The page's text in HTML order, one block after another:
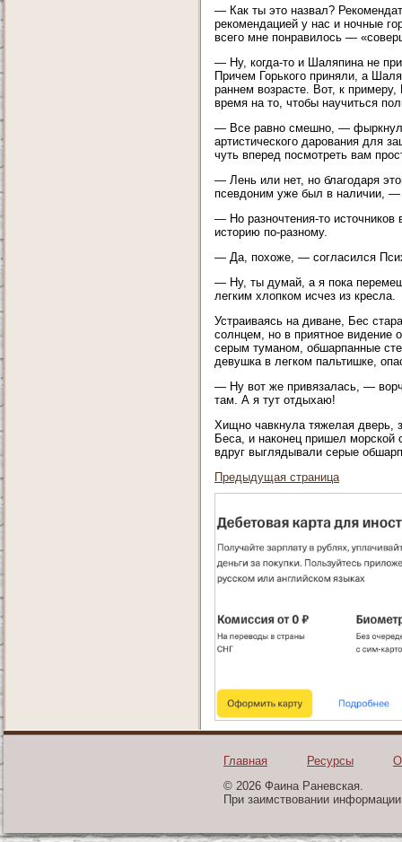
— Как ты это назвал?
рекомендацией у нас и ночные
всего мне понравилось —
— Ну, когда-то и Шаляпина не
Причем Горького приняли, а
раннем возрасте. Вот, к
время на то, чтобы научиться
— Все равно смешно, — фыркнул
артистического дарования для
чуть вперед посмотреть вам
— Лень или нет, но благодаря
псевдоним уже был в наличии, —
— Но разночтения-то
историю по-разному.
— Да, похоже, — согласился
— Ну, ты думай, а я пока
легким хлопком исчез из кресла.
Устраиваясь на диване, Бес
солнцем, но в приятное видение
серым туманом, обшарпанные
девушка в легком пальтишке,
— Ну вот же привязалась, —
там. А я тут отдыхаю!
Хищно чавкнула тяжелая дверь,
Беса, и наконец пришел морской
вдруг выглядывали серые
Предыдущая страница
Главная Ресурсы
© 2026 Фаина Раневская.
При заимствовании